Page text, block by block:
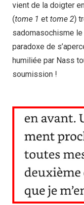
vient de la doigter
(tome 1 et tome 2)
sadomasochisme
paradoxe de
humiliée par Nass
soumission !